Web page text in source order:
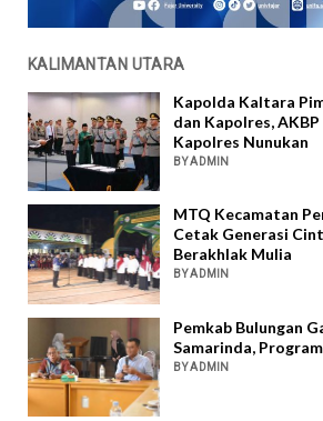
KALIMANTAN UTARA
Kapolda Kaltara
dan Kapolres,
Kapolres Nunukan
BY ADMIN
MTQ Kecamatan
Cetak Generasi
Berakhlak Mulia
BY ADMIN
Pemkab Bulungan
Samarinda,
BY ADMIN